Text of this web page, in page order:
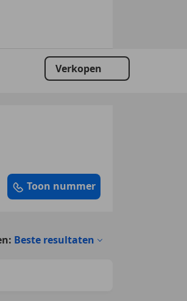
Verkopen
Toon nummer
Beste resultaten